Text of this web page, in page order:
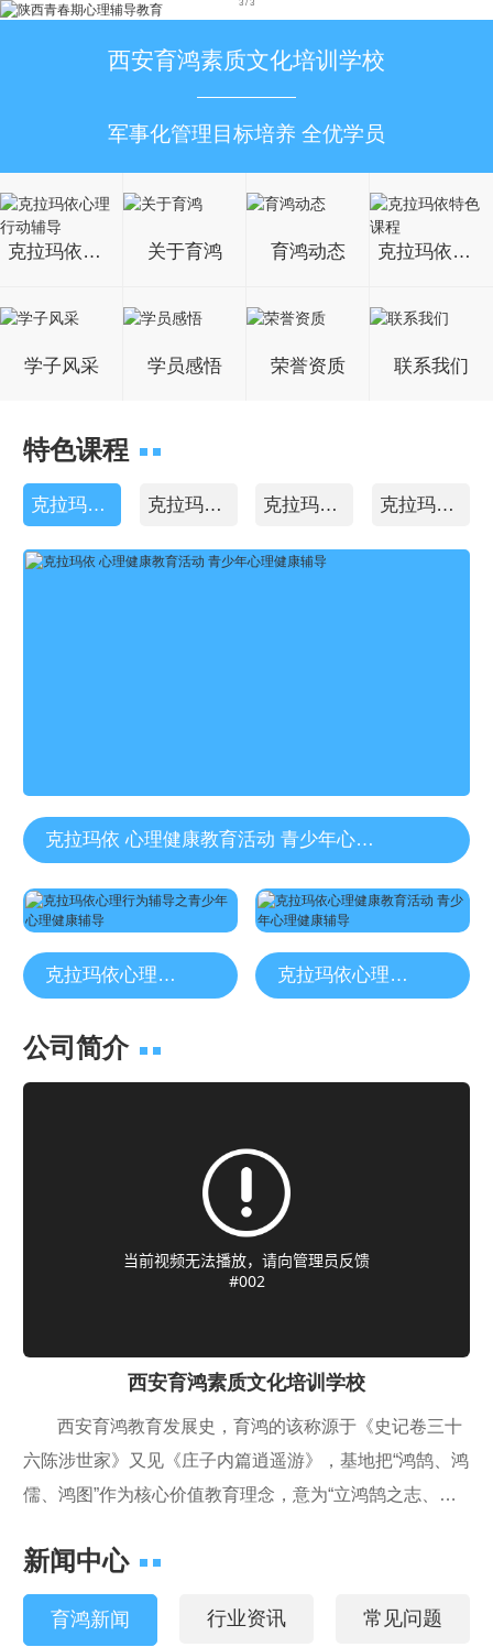
3 / 3
西安育鸿素质文化培训学校
军事化管理目标培养 全优学员
克拉玛依心理行动辅导 关于育鸿 育鸿动态 克拉玛依特色课程
学子风采 学员感悟 荣誉资质 联系我们
特色课程
克拉玛依心理行动辅导 克拉玛依感恩教育 克拉玛依文化补习 克拉玛依组织能力培养
克拉玛依 心理健康教育活动 青少年心理健康辅导
克拉玛依心理行为辅导之青少年心理健康辅导 克拉玛依心理健康教育活动 青少年心理健康辅导
公司简介
西安育鸿素质文化培训学校
西安育鸿教育发展史，育鸿的该称源于《史记卷三十
六陈涉世家》又见《庄子内篇逍遥游》，基地把“鸿鹄、鸿
儒、鸿图”作为核心价值教育理念，意为“立鸿鹄之志、做
以“教”为“育”的办学理念，称为育鸿。我校坐落于陕西十三
朝古都西安，域名“西安育鸿教育”。 西安育鸿教育在
经过积累大量的管理教学经验后。已成功影响了大批莘莘
新闻中心
育鸿新闻 行业资讯 常见问题